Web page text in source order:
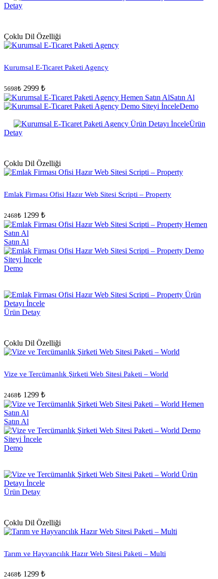
Detay
Çoklu Dil Özelliği
Kurumsal E-Ticaret Paketi Agency
5698₺ 2999 ₺
Satın Al
Demo
Ürün
Detay
Çoklu Dil Özelliği
Emlak Firması Ofisi Hazır Web Sitesi Scripti – Property
2468₺ 1299 ₺
Satın Al
Demo
Ürün Detay
Çoklu Dil Özelliği
Vize ve Tercümanlık Şirketi Web Sitesi Paketi – World
2468₺ 1299 ₺
Satın Al
Demo
Ürün Detay
Çoklu Dil Özelliği
Tarım ve Hayvancılık Hazır Web Sitesi Paketi – Multi
2468₺ 1299 ₺